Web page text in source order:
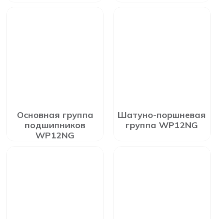
Основная группа
подшипников
WP12NG
Шатуно-поршневая
группа WP12NG